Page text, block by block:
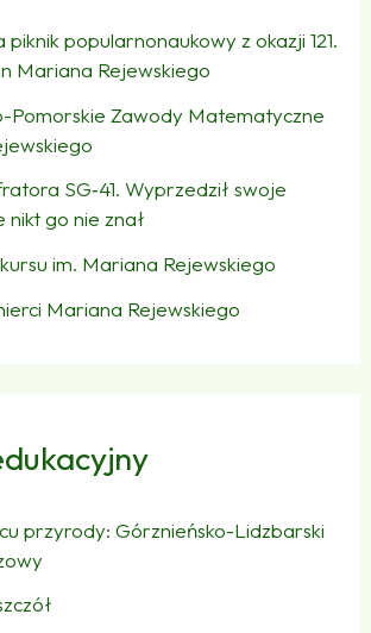
piknik popularnonaukowy z okazji 121.
Mariana Rejewskiego
Pomorskie Zawody Matematyczne
SG‑41. Wyprzedził swoje
nikt go nie znał
im. Mariana Rejewskiego
Mariana Rejewskiego
przyrody: Górznieńsko-Lidzbarski